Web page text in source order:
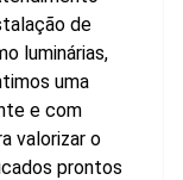
de
luminárias,
uma
e com
valorizar o
prontos